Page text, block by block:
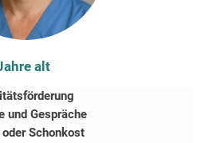
alt
und Gespräche
oder Schonkost